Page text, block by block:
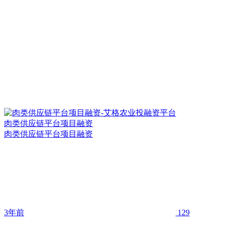
肉类供应链平台项目融资
肉类供应链平台项目融资
3年前 129